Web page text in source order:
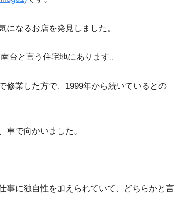
になるお店を発見しました。
台と言う住宅地にあります。
修業した方で、1999年から続いているとの
車で向かいました。
事に独自性を加えられていて、どちらかと言